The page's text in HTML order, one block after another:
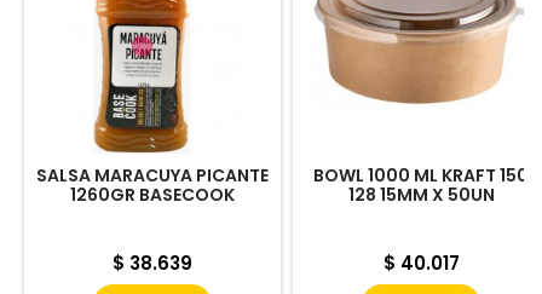
SALSA MARACUYA PICANTE
1260GR BASECOOK
Precio
$ 38.639
BOWL 1000 ML KRAFT 150
128 15MM X 50UN
Precio
$ 40.017